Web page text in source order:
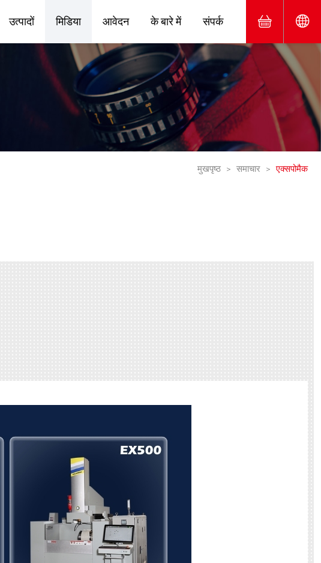
उत्पादों मिडिया आवेदन के बारे में संपर्क
मुखपृष्ठ समाचार एक्सपोमैक